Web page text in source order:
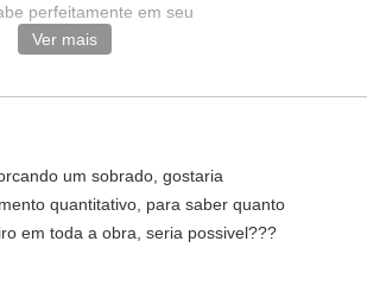
perfeitamente em seu
Ver mais
um sobrado, gostaria
quantitativo, para saber quanto
em toda a obra, seria possivel???